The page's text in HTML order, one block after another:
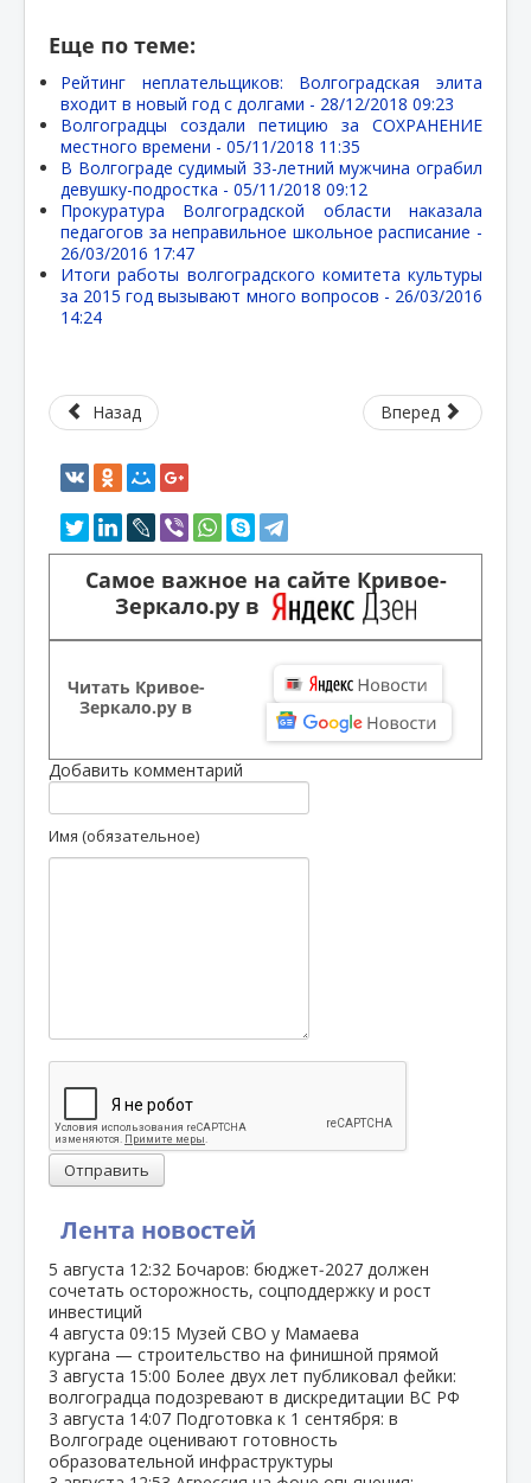
Лента новостей
5 августа 12:32 Бочаров: бюджет‑2027 должен
сочетать осторожность, соцподдержку и рост
инвестиций
4 августа 09:15 Музей СВО у Мамаева
кургана — строительство на финишной прямой
3 августа 15:00 Более двух лет публиковал фейки:
волгоградца подозревают в дискредитации ВС РФ
3 августа 14:07 Подготовка к 1 сентября: в
Волгограде оценивают готовность
образовательной инфраструктуры
Еще по теме:
Рейтинг неплательщиков: Волгоградская элита
входит в новый год с долгами - 28/12/2018 09:23
Волгоградцы создали петицию за СОХРАНЕНИЕ
местного времени - 05/11/2018 11:35
В Волгограде судимый 33-летний мужчина ограбил
девушку-подростка - 05/11/2018 09:12
Прокуратура Волгоградской области наказала
педагогов за неправильное школьное расписание -
26/03/2016 17:47
Итоги работы волгоградского комитета культуры
за 2015 год вызывают много вопросов - 26/03/2016
14:24
Назад Вперед
Самое важное на сайте Кривое-
Зеркало.ру в
Читать Кривое-
Зеркало.ру в
Добавить комментарий
Имя (обязательное)
Отправить